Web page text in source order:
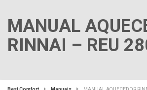
MANUAL
RINNAI – REU